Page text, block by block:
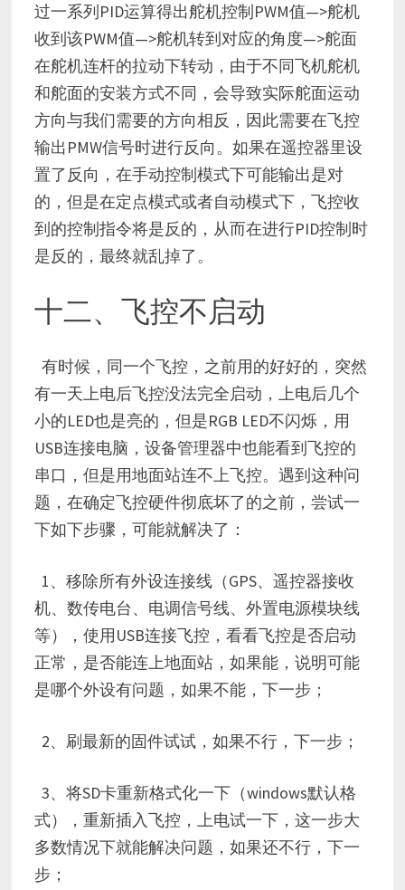
过一系列PID运算得出舵机控制PWM值—>舵机
收到该PWM值—>舵机转到对应的角度—>舵面
在舵机连杆的拉动下转动，由于不同飞机舵机
和舵面的安装方式不同，会导致实际舵面运动
方向与我们需要的方向相反，因此需要在飞控
输出PMW信号时进行反向。如果在遥控器里设
置了反向，在手动控制模式下可能输出是对
的，但是在定点模式或者自动模式下，飞控收
到的控制指令将是反的，从而在进行PID控制时
是反的，最终就乱掉了。
十二、飞控不启动
有时候，同一个飞控，之前用的好好的，突然
有一天上电后飞控没法完全启动，上电后几个
小的LED也是亮的，但是RGB LED不闪烁，用
USB连接电脑，设备管理器中也能看到飞控的
串口，但是用地面站连不上飞控。遇到这种问
题，在确定飞控硬件彻底坏了的之前，尝试一
下如下步骤，可能就解决了：
1、移除所有外设连接线（GPS、遥控器接收
机、数传电台、电调信号线、外置电源模块线
等），使用USB连接飞控，看看飞控是否启动
正常，是否能连上地面站，如果能，说明可能
是哪个外设有问题，如果不能，下一步；
2、刷最新的固件试试，如果不行，下一步；
3、将SD卡重新格式化一下（windows默认格
式），重新插入飞控，上电试一下，这一步大
多数情况下就能解决问题，如果还不行，下一
步；